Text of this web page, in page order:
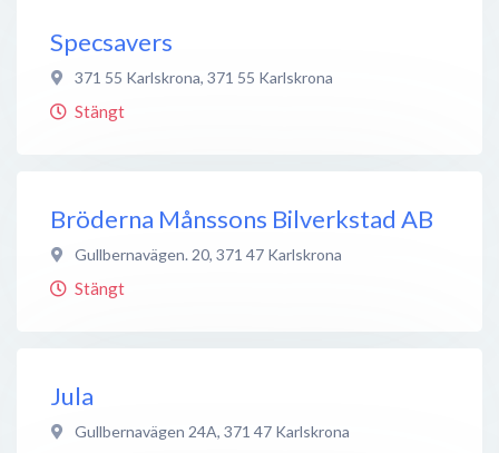
Specsavers
371 55 Karlskrona, 371 55 Karlskrona
Stängt
Bröderna Månssons Bilverkstad AB
Gullbernavägen. 20, 371 47 Karlskrona
Stängt
Jula
Gullbernavägen 24A, 371 47 Karlskrona